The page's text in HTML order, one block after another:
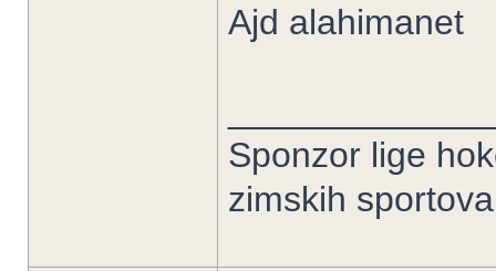
Ajd alahimanet
Sponzor lige
zimskih